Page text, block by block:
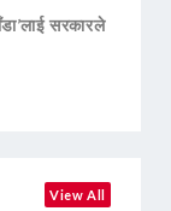
सरकारले
View All